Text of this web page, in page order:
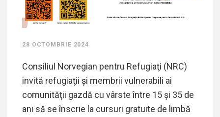
28 OCTOMBRIE 2024
Consiliul Norvegian pentru Refugiaţi (NRC)
invită refugiaţii şi membrii vulnerabili ai
comunităţii gazdă cu vârste între 15 şi 35 de
ani să se înscrie la cursuri gratuite de limbă